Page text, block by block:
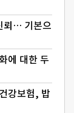
뢰… 기본으
에 대한 두
강보험, 밥